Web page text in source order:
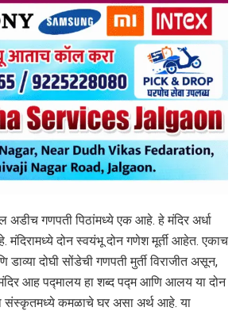
अडीच गणपती पिठांमध्ये एक आहे. हे मंदिर अर्धा
मंदिरामध्ये दोन स्वयंभू दोन गणेश मूर्ती आहेत. एकाच
डाव्या दोघी सोंडेची गणपती मुर्ती विराजीत असून,
आह पद्मालय हा शब्द पद्म आणि आलय या दोन
संस्कृतमध्ये कमळाचे घर असा अर्थ आहे. या